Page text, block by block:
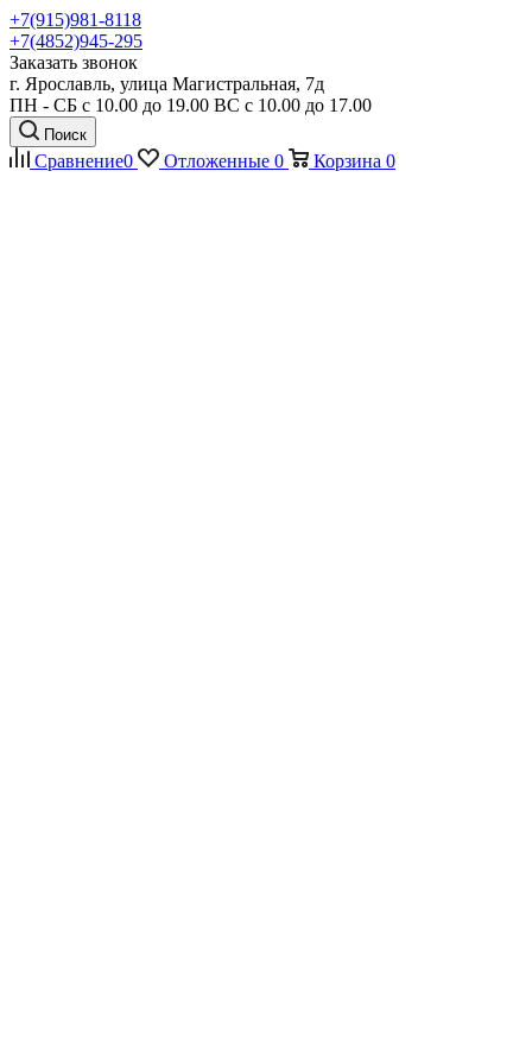
+7(915)981-8118
+7(4852)945-295
Заказать звонок
г. Ярославль, улица Магистральная, 7д
ПН - СБ с 10.00 до 19.00 ВС с 10.00 до 17.00
Поиск
Сравнение0 Отложенные 0 Корзина 0